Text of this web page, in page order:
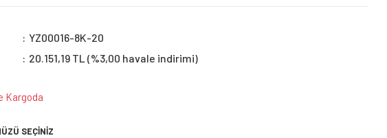
YZ00016-8K-20
20.151,19 TL (%3,00 havale indirimi)
Kargoda
SEÇİNİZ